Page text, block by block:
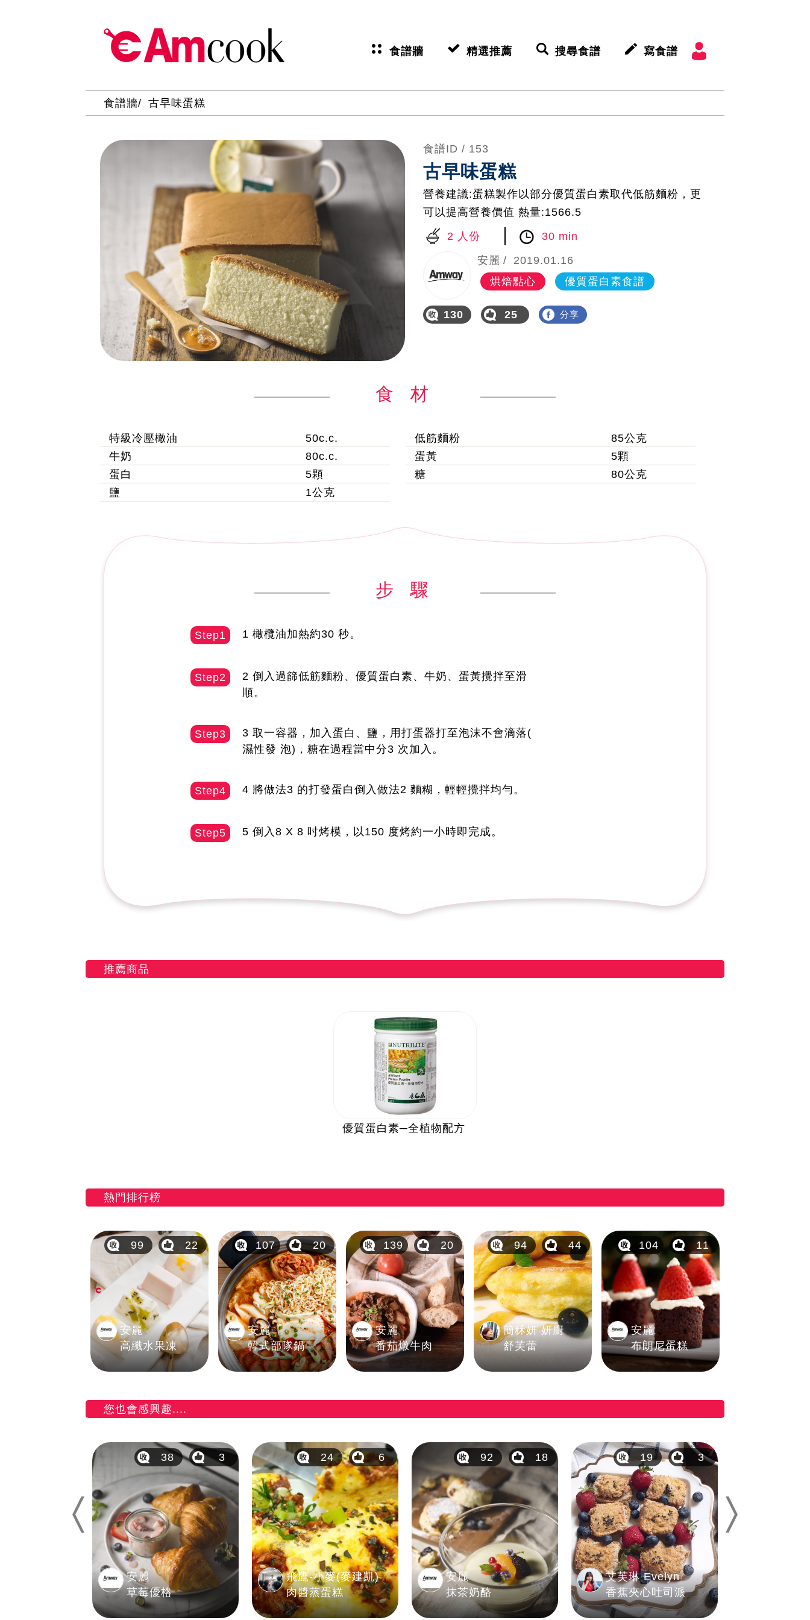
食譜牆 精選推薦 搜尋食譜 寫食譜
食譜牆 古早味蛋糕
食譜ID / 153
古早味蛋糕
營養建議:蛋糕製作以部分優質蛋白素取代低筋麵粉，更
可以提高營養價值 熱量:1566.5
2 人份
30 min
安麗
2019.01.16
烘焙點心
優質蛋白素食譜
130 25 分享
食 材
特級冷壓橄油
50c.c.
牛奶
80c.c.
蛋白
5顆
鹽
1公克
低筋麵粉
85公克
蛋黃
5顆
糖
80公克
步 驟
Step1 1 橄欖油加熱約30 秒。
Step2
2 倒入過篩低筋麵粉、優質蛋白素、牛奶、蛋黃攪拌至滑
順。
Step3
3 取一容器，加入蛋白、鹽，用打蛋器打至泡沫不會滴落(
濕性發 泡)，糖在過程當中分3 次加入。
Step4 4 將做法3 的打發蛋白倒入做法2 麵糊，輕輕攪拌均勻。
Step5 5 倒入8 X 8 吋烤模，以150 度烤約一小時即完成。
推薦商品
優質蛋白素─全植物配方
熱門排行榜
安麗
高纖水果凍
99 22
安麗
韓式部隊鍋
107 20
安麗
番茄燉牛肉
139 20
簡秝妍 妍廚
舒芙蕾
94 44
安麗
布朗尼蛋糕
104 11
您也會感興趣....
Previous
安麗
草莓優格
38 3
飛鷹-小麥(麥建凱)
肉醬蒸蛋糕
24 6
安麗
抹茶奶酪
92 18
艾芙琳 Evelyn
香蕉夾心吐司派
19 3
Next